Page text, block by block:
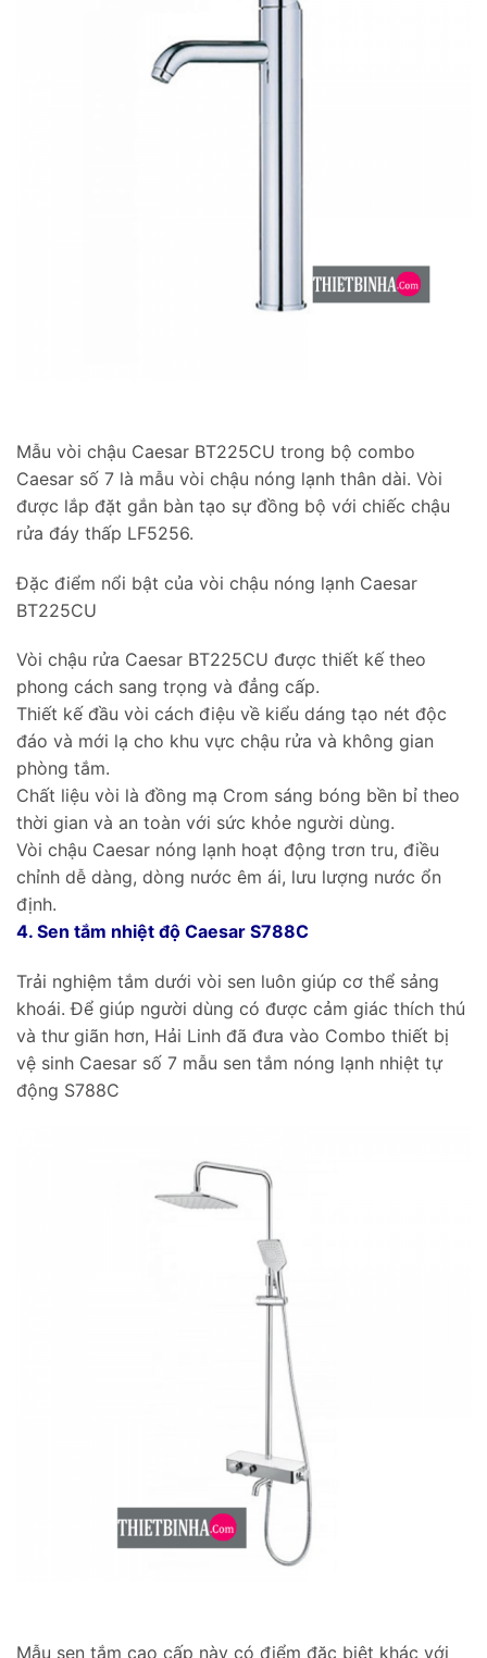
Mẫu vòi chậu Caesar BT225CU trong bộ combo
Caesar số 7 là mẫu vòi chậu nóng lạnh thân dài. Vòi
được lắp đặt gắn bàn tạo sự đồng bộ với chiếc chậu
rửa đáy thấp LF5256.
Đặc điểm nổi bật của vòi chậu nóng lạnh Caesar
BT225CU
Vòi chậu rửa Caesar BT225CU được thiết kế theo
phong cách sang trọng và đẳng cấp.
Thiết kế đầu vòi cách điệu về kiểu dáng tạo nét độc
đáo và mới lạ cho khu vực chậu rửa và không gian
phòng tắm.
Chất liệu vòi là đồng mạ Crom sáng bóng bền bỉ theo
thời gian và an toàn với sức khỏe người dùng.
Vòi chậu Caesar nóng lạnh hoạt động trơn tru, điều
chỉnh dễ dàng, dòng nước êm ái, lưu lượng nước ổn
định.
4. Sen tắm nhiệt độ Caesar S788C
Trải nghiệm tắm dưới vòi sen luôn giúp cơ thể sảng
khoái. Để giúp người dùng có được cảm giác thích thú
và thư giãn hơn, Hải Linh đã đưa vào Combo thiết bị
vệ sinh Caesar số 7 mẫu sen tắm nóng lạnh nhiệt tự
động S788C
Mẫu sen tắm cao cấp này có điểm đặc biệt khác với